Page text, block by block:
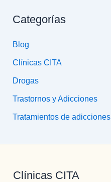
Categorías
Blog
Clínicas CITA
Drogas
Trastornos y Adicciones
Tratamientos de adicciones
Clínicas CITA